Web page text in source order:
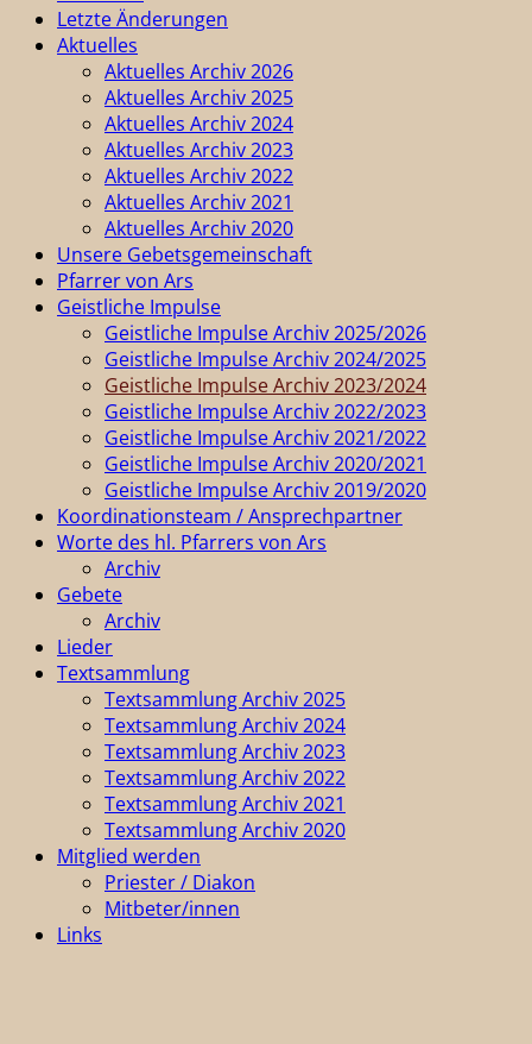
Letzte Änderungen
Aktuelles
Aktuelles Archiv 2026
Aktuelles Archiv 2025
Aktuelles Archiv 2024
Aktuelles Archiv 2023
Aktuelles Archiv 2022
Aktuelles Archiv 2021
Aktuelles Archiv 2020
Unsere Gebetsgemeinschaft
Pfarrer von Ars
Geistliche Impulse
Geistliche Impulse Archiv 2025/2026
Geistliche Impulse Archiv 2024/2025
Geistliche Impulse Archiv 2023/2024
Geistliche Impulse Archiv 2022/2023
Geistliche Impulse Archiv 2021/2022
Geistliche Impulse Archiv 2020/2021
Geistliche Impulse Archiv 2019/2020
Koordinationsteam / Ansprechpartner
Worte des hl. Pfarrers von Ars
Archiv
Gebete
Archiv
Lieder
Textsammlung
Textsammlung Archiv 2025
Textsammlung Archiv 2024
Textsammlung Archiv 2023
Textsammlung Archiv 2022
Textsammlung Archiv 2021
Textsammlung Archiv 2020
Mitglied werden
Priester / Diakon
Mitbeter/innen
Links